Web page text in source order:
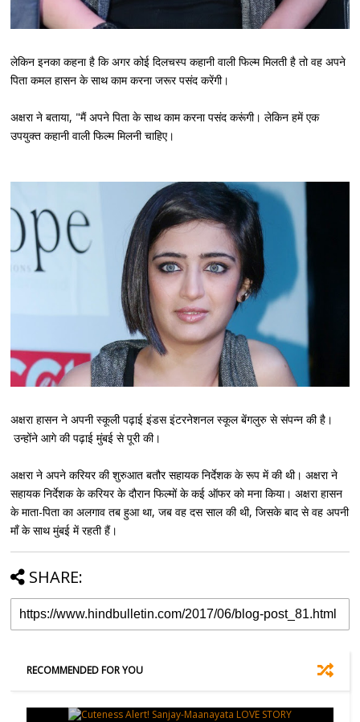
लेकिन इनका कहना है कि अगर कोई दिलचस्प कहानी वाली फिल्म मिलती है तो वह अपने
पिता कमल हासन के साथ काम करना जरूर पसंद करेंगी।
अक्षरा ने बताया, "मैं अपने पिता के साथ काम करना पसंद करूंगी। लेकिन हमें एक
उपयुक्त कहानी वाली फिल्म मिलनी चाहिए।
अक्षरा हासन ने अपनी स्कूली पढ़ाई इंडस इंटरनेशनल स्कूल बेंगलुरु से संपन्न की है।
उन्होंने आगे की पढ़ाई मुंबई से पूरी की।
अक्षरा ने अपने करियर की शुरुआत बतौर सहायक निर्देशक के रूप में की थी। अक्षरा ने
सहायक निर्देशक के करियर के दौरान फिल्मों के कई ऑफर को मना किया। अक्षरा हासन
के माता-पिता का अलगाव तब हुआ था, जब वह दस साल की थी, जिसके बाद से वह अपनी
माँ के साथ मुंबई में रहती हैं।
SHARE:
RECOMMENDED FOR YOU